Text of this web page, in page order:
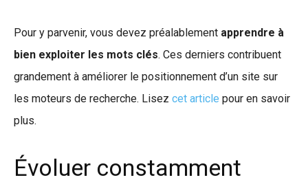
Pour y parvenir, vous devez préalablement apprendre à
bien exploiter les mots clés. Ces derniers contribuent
grandement à améliorer le positionnement d’un site sur
les moteurs de recherche. Lisez cet article pour en savoir
plus.
Évoluer constamment